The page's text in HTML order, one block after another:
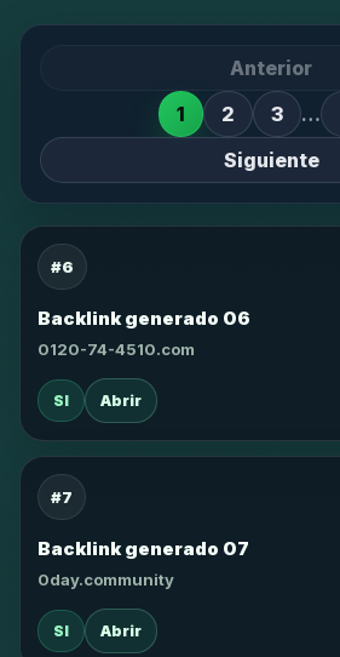
Anterior
1
2 3 …
Siguiente
#6
Backlink generado 06
0120-74-4510.com
SI Abrir
#7
Backlink generado 07
0day.community
SI Abrir